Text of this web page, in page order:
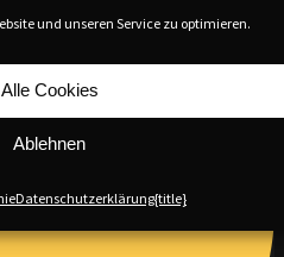
und unseren Service zu optimieren.
Alle Cookies
Ablehnen
Datenschutzerklärung{title}